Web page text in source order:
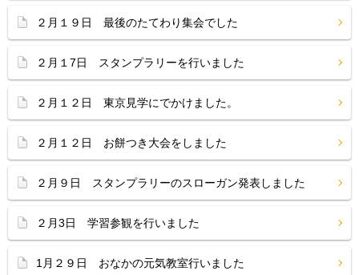
２月１９日 最後のたてわり集会でした
２月１7日 スタンプラリーを行いました
２月１２日 東京見学にでかけました。
２月１２日 お餅つき大会をしました
２月９日 スタンプラリーのスローガン発表しました
２月3日 学習参観を行いました
1月２９日 おなかの元気教室行いました